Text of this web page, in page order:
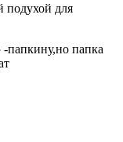
подухой для
папкину,но папка